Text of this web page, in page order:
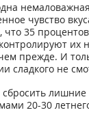
чувство
что 35
их
прежде. И
сладкого не
20-30